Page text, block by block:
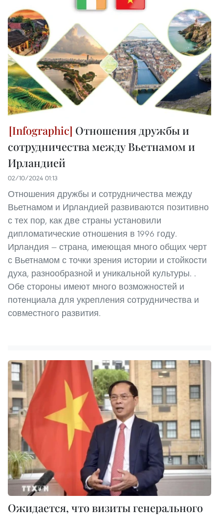
Отношения дружбы и
сотрудничества между Вьетнамом и
Ирландией
02/10/2024 01:13
Отношения дружбы и сотрудничества между
Вьетнамом и Ирландией развиваются позитивно
с тех пор, как две страны установили
дипломатические отношения в 1996 году.
Ирландия — страна, имеющая много общих черт
с Вьетнамом с точки зрения истории и стойкости
духа, разнообразной и уникальной культуры. .
Обе стороны имеют много возможностей и
потенциала для укрепления сотрудничества и
совместного развития.
Ожидается, что визиты генерального